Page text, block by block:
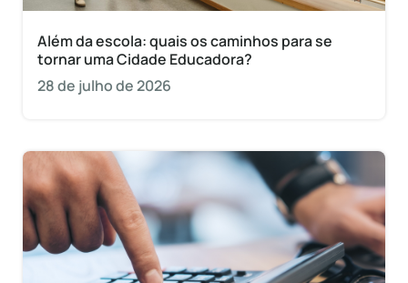
Além da escola: quais os caminhos para se
tornar uma Cidade Educadora?
28 de julho de 2026